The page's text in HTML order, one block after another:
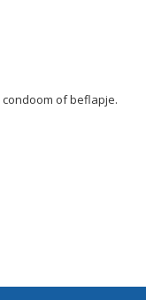
of beflapje.